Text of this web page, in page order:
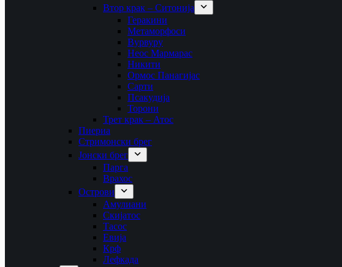
Втор крак – Ситонија
Геракини
Метаморфоси
Вурвуру
Неос Мармарас
Никити
Ормос Панагијас
Сарти
Псакудија
Торони
Трет крак – Атос
Пиериа
Стримонски брег
Јонски брег
Парга
Врахос
Острови
Амулиани
Скијатос
Тасос
Евија
Крф
Лефкада